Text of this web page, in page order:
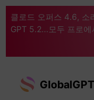
클로드 오퍼스 4.6, 소
GPT 5.2...모두 프로
GlobalGPT